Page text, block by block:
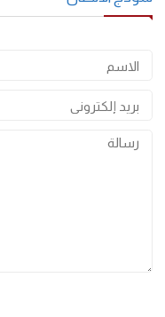
احفظ اسمي، بريدي
الاتصال